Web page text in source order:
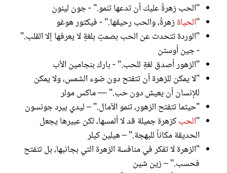
"الحب زهرةٌ عليك أن تدعها تنمو." - جون لينون
"الحياة زهرةٌ، والحب رحيقها." - فيكتور هوغو
"الوردة تتحدث عن الحب بصمتٍ بلغةٍ لا يعرفها إلا القلب."
- جين أوستن
"الزهور أصدق لغةٍ للحب." - بارك بنجامين الأب
"لا يمكن للزهرة أن تتفتح دون ضوء الشمس، ولا يمكن
للإنسان أن يعيش دون حب." — ماكس مولر
"حيثما تتفتح الزهور، تنمو الآمال." – ليدي بيرد جونسون
"الحبكزهرة جميلة قد لا ألمسها، لكن عبيرها يجعل
الحديقة مكاناً للبهجة." – هيلين كيلر
"الزهرة لا تفكر في منافسة الزهرة التي بجانبها، بل تتفتح
فحسب." – زين شين